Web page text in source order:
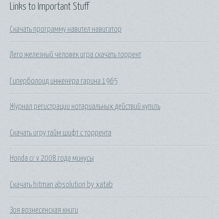
Links to Important Stuff
Скачать программу навител навигатор
Лего железный человек игра скачать торрент
Гиперболоид инженера гарина 1965
Журнал регистрации нотариальных действий купить
Скачать игру тайм шифт с торрента
Honda cr v 2008 года минусы
Скачать hitman absolution by xatab
Зоя вознесенская книги